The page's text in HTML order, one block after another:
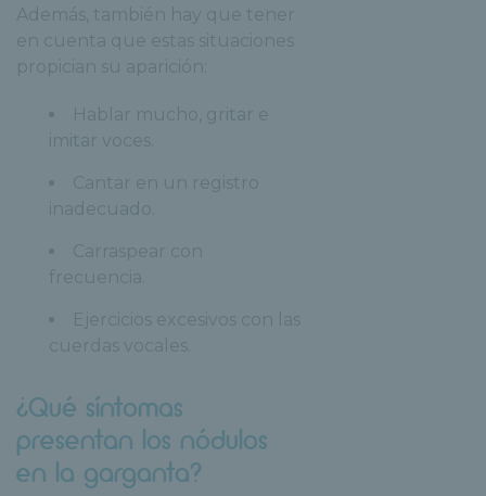
Además, también hay que tener
en cuenta que estas situaciones
propician su aparición:
Hablar mucho, gritar e
imitar voces.
Cantar en un registro
inadecuado.
Carraspear con
frecuencia.
Ejercicios excesivos con las
cuerdas vocales.
¿Qué síntomas
presentan los nódulos
en la garganta?